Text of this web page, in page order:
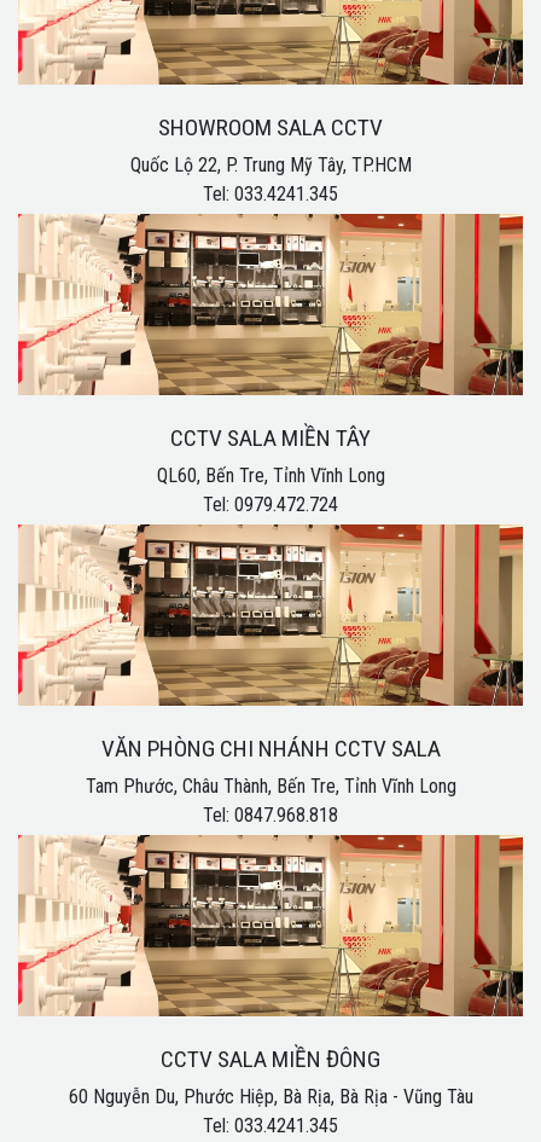
SHOWROOM SALA CCTV
Quốc Lộ 22, P. Trung Mỹ Tây, TP.HCM
Tel: 033.4241.345
CCTV SALA MIỀN TÂY
QL60, Bến Tre, Tỉnh Vĩnh Long
Tel: 0979.472.724
VĂN PHÒNG CHI NHÁNH CCTV SALA
Tam Phước, Châu Thành, Bến Tre, Tỉnh Vĩnh Long
Tel: 0847.968.818
CCTV SALA MIỀN ĐÔNG
60 Nguyễn Du, Phước Hiệp, Bà Rịa, Bà Rịa - Vũng Tàu
Tel: 033.4241.345